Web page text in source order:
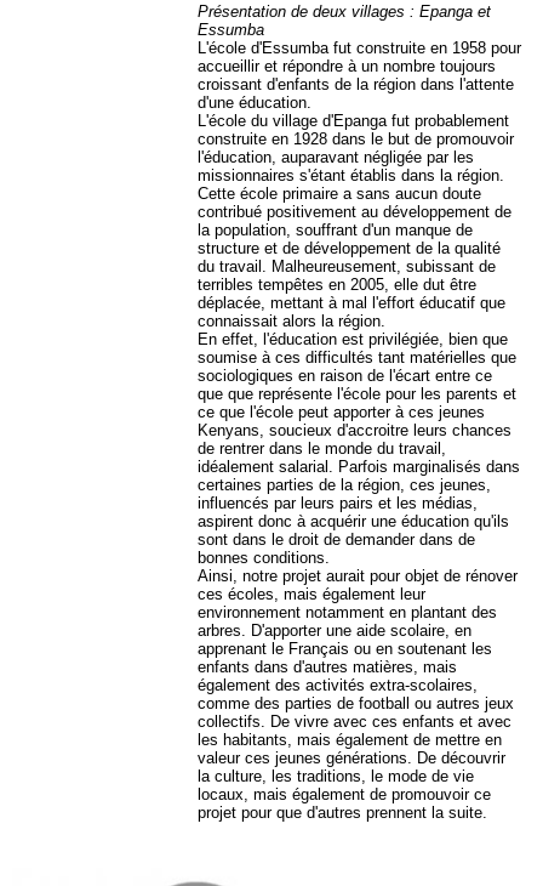
Présentation de deux villages : Epanga et
Essumba
L'école d'Essumba fut construite en 1958 pour
accueillir et répondre à un nombre toujours
croissant d'enfants de la région dans l'attente
d'une éducation.
L'école du village d'Epanga fut probablement
construite en 1928 dans le but de promouvoir
l'éducation, auparavant négligée par les
missionnaires s'étant établis dans la région.
Cette école primaire a sans aucun doute
contribué positivement au développement de
la population, souffrant d'un manque de
structure et de développement de la qualité
du travail. Malheureusement, subissant de
terribles tempêtes en 2005, elle dut être
déplacée, mettant à mal l'effort éducatif que
connaissait alors la région.
En effet, l'éducation est privilégiée, bien que
soumise à ces difficultés tant matérielles que
sociologiques en raison de l'écart entre ce
que que représente l'école pour les parents et
ce que l'école peut apporter à ces jeunes
Kenyans, soucieux d'accroitre leurs chances
de rentrer dans le monde du travail,
idéalement salarial. Parfois marginalisés dans
certaines parties de la région, ces jeunes,
influencés par leurs pairs et les médias,
aspirent donc à acquérir une éducation qu'ils
sont dans le droit de demander dans de
bonnes conditions.
Ainsi, notre projet aurait pour objet de rénover
ces écoles, mais également leur
environnement notamment en plantant des
arbres. D'apporter une aide scolaire, en
apprenant le Français ou en soutenant les
enfants dans d'autres matières, mais
également des activités extra-scolaires,
comme des parties de football ou autres jeux
collectifs. De vivre avec ces enfants et avec
les habitants, mais également de mettre en
valeur ces jeunes générations. De découvrir
la culture, les traditions, le mode de vie
locaux, mais également de promouvoir ce
projet pour que d'autres prennent la suite.